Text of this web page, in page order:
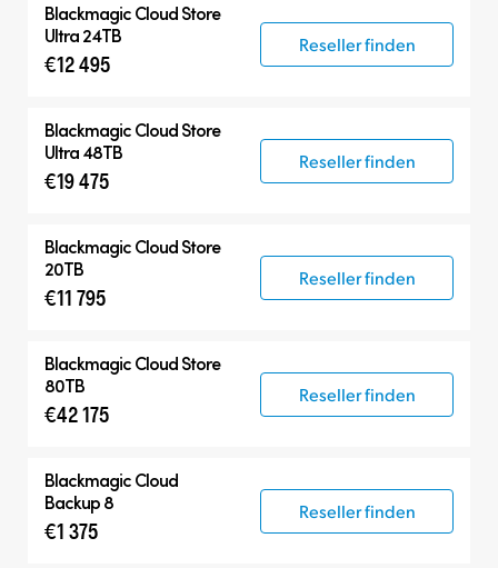
Blackmagic Cloud Store
Ultra 24TB
€12 495
Reseller finden
Blackmagic Cloud Store
Ultra 48TB
€19 475
Reseller finden
Blackmagic Cloud Store
20TB
€11 795
Reseller finden
Blackmagic Cloud Store
80TB
€42 175
Reseller finden
Blackmagic Cloud
Backup 8
€1 375
Reseller finden